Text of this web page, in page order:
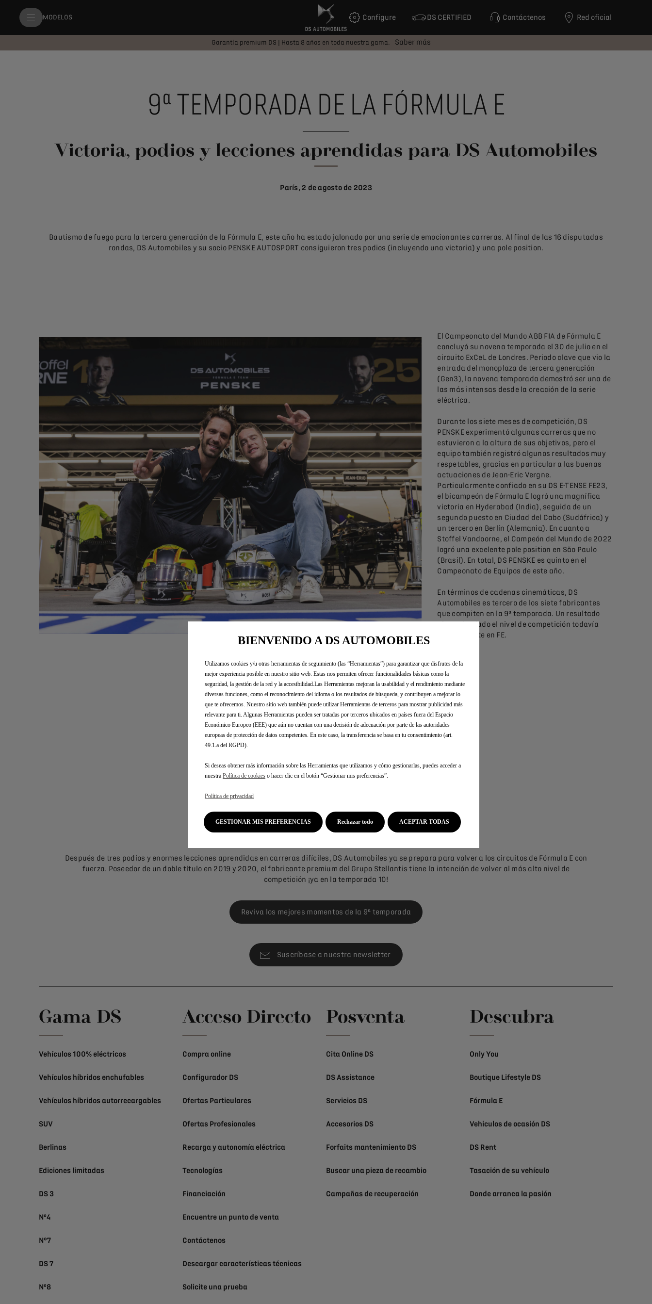
MODELOS Configure DS CERTIFIED Contáctenos Red oficial
Garantía premium DS | Hasta 8 años en toda nuestra gama. Saber más
9ª TEMPORADA DE LA FÓRMULA E
Victoria, podios y lecciones aprendidas para DS Automobiles
París, 2 de agosto de 2023
Bautismo de fuego para la tercera generación de la Fórmula E, este año ha estado jalonado por una serie de emocionantes carreras. Al final de las 16 disputadas
rondas, DS Automobiles y su socio PENSKE AUTOSPORT consiguieron tres podios (incluyendo una victoria) y una pole position.
El Campeonato del Mundo ABB FIA de Fórmula E
concluyó su novena temporada el 30 de julio en el
circuito ExCeL de Londres. Periodo clave que vio la
entrada del monoplaza de tercera generación
(Gen3), la novena temporada demostró ser una de
las más intensas desde la creación de la serie
eléctrica.
Durante los siete meses de competición, DS
PENSKE experimentó algunas carreras que no
estuvieron a la altura de sus objetivos, pero el
equipo también registró algunos resultados muy
respetables, gracias en particular a las buenas
actuaciones de Jean-Eric Vergne.
Particularmente confiado en su DS E-TENSE FE23,
el bicampeón de Fórmula E logró una magnífica
victoria en Hyderabad (India), seguida de un
segundo puesto en Ciudad del Cabo (Sudáfrica) y
un tercero en Berlín (Alemania). En cuanto a
Stoffel Vandoorne, el Campeón del Mundo de 2022
logró una excelente pole position en São Paulo
(Brasil). En total, DS PENSKE es quinto en el
Campeonato de Equipos de este año.
En términos de cadenas cinemáticas, DS
Automobiles es tercero de los siete fabricantes
que compiten en la 9ª temporada. Un resultado
alentador dado el nivel de competición todavía
muy presente en FE.
CIFRAS CLAVE DESDE LA PARTICIPACIÓN DE DS AUTOMOBILES EN LA FÓRMULA E
4 títulos de campeón
16 victorias
Después de tres podios y enormes lecciones aprendidas en carreras difíciles, DS Automobiles ya se prepara para volver a los circuitos de Fórmula E con
fuerza. Poseedor de un doble título en 2019 y 2020, el fabricante premium del Grupo Stellantis tiene la intención de volver al más alto nivel de
competición ¡ya en la temporada 10!
Reviva los mejores momentos de la 9ª temporada
Suscríbase a nuestra newsletter
Gama DS
Vehículos 100% eléctricos
Vehículos híbridos enchufables
Vehículos híbridos autorrecargables
SUV
Berlinas
Ediciones limitadas
DS 3
Nº4
N°7
DS 7
Nº8
Acceso Directo
Compra online
Configurador DS
Ofertas Particulares
Ofertas Profesionales
Recarga y autonomía eléctrica
Tecnologías
Financiación
Encuentre un punto de venta
Contáctenos
Descargar características técnicas
Solicite una prueba
Posventa
Cita Online DS
DS Assistance
Servicios DS
Accesorios DS
Forfaits mantenimiento DS
Buscar una pieza de recambio
Campañas de recuperación
Descubra
Only You
Boutique Lifestyle DS
Fórmula E
Vehiculos de ocasión DS
DS Rent
Tasación de su vehículo
Donde arranca la pasión
BIENVENIDO A DS AUTOMOBILES
Utilizamos cookies y/u otras herramientas de seguimiento (las “Herramientas”) para garantizar que disfrutes de la
mejor experiencia posible en nuestro sitio web. Estas nos permiten ofrecer funcionalidades básicas como la
seguridad, la gestión de la red y la accesibilidad.Las Herramientas mejoran la usabilidad y el rendimiento mediante
diversas funciones, como el reconocimiento del idioma o los resultados de búsqueda, y contribuyen a mejorar lo
que te ofrecemos. Nuestro sitio web también puede utilizar Herramientas de terceros para mostrar publicidad más
relevante para ti. Algunas Herramientas pueden ser tratadas por terceros ubicados en países fuera del Espacio
Económico Europeo (EEE) que aún no cuentan con una decisión de adecuación por parte de las autoridades
europeas de protección de datos competentes. En este caso, la transferencia se basa en tu consentimiento (art.
49.1.a del RGPD).
Si deseas obtener más información sobre las Herramientas que utilizamos y cómo gestionarlas, puedes acceder a
nuestra Política de cookies o hacer clic en el botón “Gestionar mis preferencias”.
Política de privacidad
GESTIONAR MIS PREFERENCIAS ACEPTAR TODAS
Rechazar todo